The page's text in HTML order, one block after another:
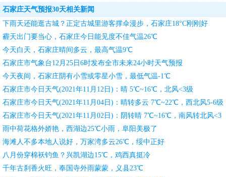
石家庄天气预报30天相关新闻
下雨天还能逛古城？正定古城里游客撑伞漫步，石家庄18°C刚刚好
霾天出门要当心，石家庄今日能见度不佳气温26℃
​今天白天，石家庄晴间多云，最高气温9℃
石家庄市气象台12月25日6时发布全市未来24小时天气预报
今天夜间，石家庄阴有小雪或零星小雪，最低气温-1℃
石家庄市今日天气(2021年11月12日)：晴 5℃~16℃，北风<3级
石家庄市今日天气(2021年11月04日)：晴转多云 7℃~22℃，西北风5-6级
转3-4级
石家庄市今日天气(2021年11月02日)：阴转晴 7℃~16℃，南风转北风<3
级
雨中荷花格外娇艳，西湖边25℃小雨，阜阳美极了
海滩人不多本地人说好，万家湾多云26℃，绥中正好
八月份穿棉袄钓鱼？兴凯湖边15℃，鸡西真挺冷
千年古刹香火旺，奉国寺外雨蒙蒙，义县23℃